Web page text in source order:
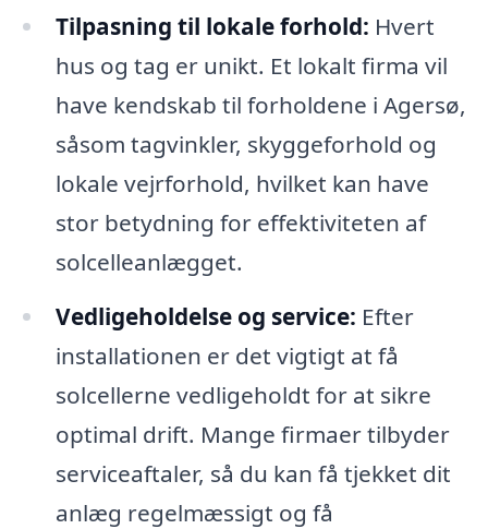
Tilpasning til lokale forhold: Hvert
hus og tag er unikt. Et lokalt firma vil
have kendskab til forholdene i Agersø,
såsom tagvinkler, skyggeforhold og
lokale vejrforhold, hvilket kan have
stor betydning for effektiviteten af
solcelleanlægget.
Vedligeholdelse og service: Efter
installationen er det vigtigt at få
solcellerne vedligeholdt for at sikre
optimal drift. Mange firmaer tilbyder
serviceaftaler, så du kan få tjekket dit
anlæg regelmæssigt og få